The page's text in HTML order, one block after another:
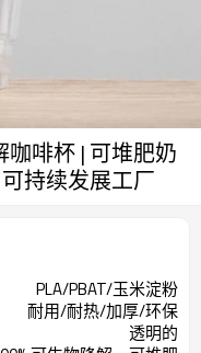
啡杯 | 可堆肥奶
持续发展工厂
PLA/PBAT/玉米淀粉
耐用/耐热/加厚/环保
透明的